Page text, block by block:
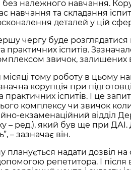
без належного навчання.
навчання та складання
деталей у цій
чергу буде розглядатися
практичних іспитів.
звичок, залишених
тому роботу в цьому
корупція при підготовці
іспитів. І це
комплексу чи звичок
екзаменаційний відділ
– ред.), який був ще при ДАІ.
– зазначає він.
планується надати дозвіл на
репетитора. І